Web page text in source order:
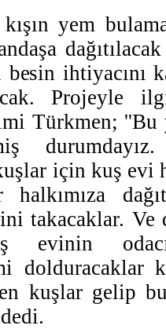
yem
ihtiyacını
Projeyle
Türkmen; ''Bu
için kuş evi
takacaklar.
dolduracaklar
kuşlar gelip